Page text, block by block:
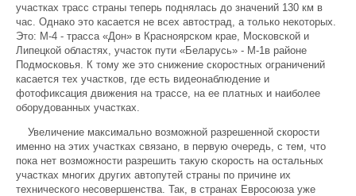
участках трасс страны теперь поднялась до значений 130 км в
час. Однако это касается не всех автострад, а только некоторых.
Это: М-4 - трасса «Дон» в Красноярском крае, Московской и
Липецкой областях, участок пути «Беларусь» - М-1в районе
Подмосковья. К тому же это снижение скоростных ограничений
касается тех участков, где есть видеонаблюдение и
фотофиксация движения на трассе, на ее платных и наиболее
оборудованных участках.
Увеличение максимально возможной разрешенной скорости
именно на этих участках связано, в первую очередь, с тем, что
пока нет возможности разрешить такую скорость на остальных
участках многих других автопутей страны по причине их
технического несовершенства. Так, в странах Евросоюза уже